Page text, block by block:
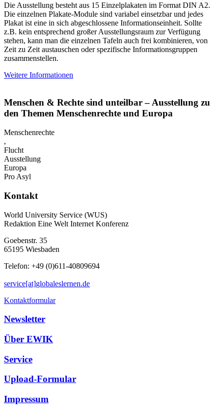
Die Ausstellung besteht aus 15 Einzelplakaten im Format DIN A2.
Die einzelnen Plakate-Module sind variabel einsetzbar und jedes
Plakat ist eine in sich abgeschlossene Informationseinheit. Sollte
z.B. kein entsprechend großer Ausstellungsraum zur Verfügung
stehen, kann man die einzelnen Tafeln auch frei kombinieren, von
Zeit zu Zeit austauschen oder spezifische Informationsgruppen
zusammenstellen.
Weitere Informationen
Menschen & Rechte sind unteilbar – Ausstellung zu
den Themen Menschenrechte und Europa
Menschenrechte
,
Flucht
Ausstellung
Europa
Pro Asyl
Kontakt
World University Service (WUS)
Redaktion Eine Welt Internet Konferenz
Goebenstr. 35
65195 Wiesbaden
Telefon: +49 (0)611-40809694
service[at]globaleslernen.de
Kontaktformular
Newsletter
Über EWIK
Service
Upload-Formular
Impressum